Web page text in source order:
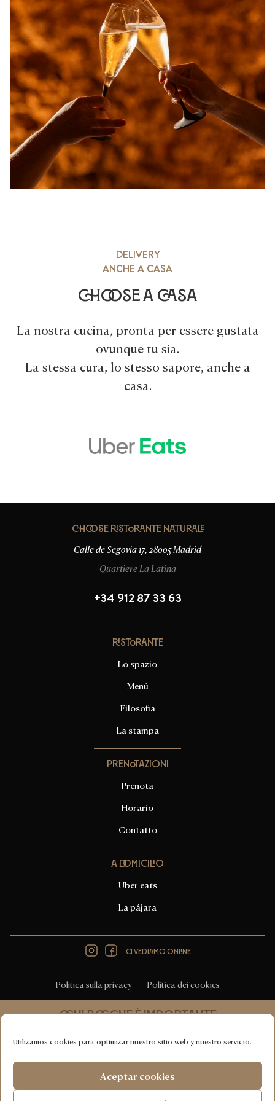
Utilizamos cookies para optimizar nuestro sitio web y nuestro servicio.
Aceptar cookies
DELIVERY
ANCHE A CASA
Choose a casa
La nostra cucina, pronta per essere gustata
ovunque tu sia.
La stessa cura, lo stesso sapore, anche a
casa.
Pedir en La Pájara
Choose Ristorante Naturale
Calle de Segovia 17, 28005 Madrid
Quartiere La Latina
+34 912 87 33 63
Ristorante
Lo spazio
Menú
Filosofia
La stampa
Prenotazioni
Prenota
Horario
Contatto
A domicilio
Uber eats
La pájara
Instagram
FacebookCi vediamo online
Politica sulla privacy Politica dei cookies
Ogni boccone è importante
DESIGNED & DEVELOPED WITH♥BYHUMAN FIRST